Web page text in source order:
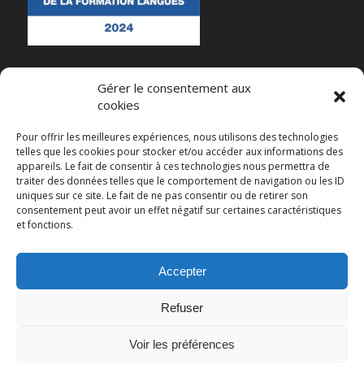
Gérer le consentement aux
cookies
Pour offrir les meilleures expériences, nous utilisons des technologies
telles que les cookies pour stocker et/ou accéder aux informations des
appareils. Le fait de consentir à ces technologies nous permettra de
traiter des données telles que le comportement de navigation ou les ID
uniques sur ce site. Le fait de ne pas consentir ou de retirer son
consentement peut avoir un effet négatif sur certaines caractéristiques
et fonctions.
Accepter
Refuser
Voir les préférences
RECENT POSTS
Et maintenant ?
Impact du Plafonnement du CPF sur les Organismes de Formation en Langues
Webinaire sur l’intelligence artificielle et les langues